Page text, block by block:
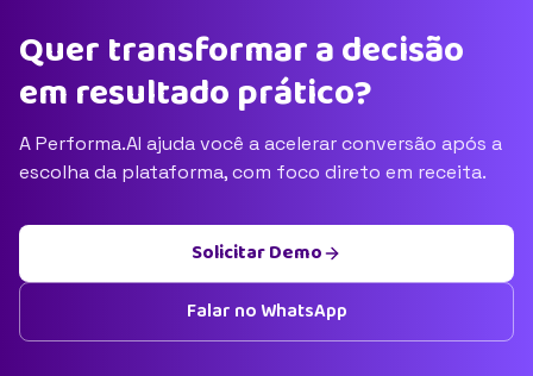
Quer transformar a decisão
em resultado prático?
A Performa.AI ajuda você a acelerar conversão após a
escolha da plataforma, com foco direto em receita.
Solicitar Demo
Falar no WhatsApp